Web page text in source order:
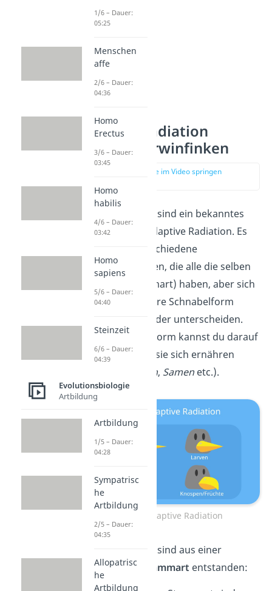
Adaptive Radiation
Beispiel Darwinfinken
zur Stelle im Video springen
sind ein bekanntes
Beispiel
für die adaptive Radiation. Es
gibt vierzehn verschiedene
Darwinfinken-Arten, die alle die selben
Vorfahren (Stammart) haben, aber sich
vor allem durch ihre Schnabelform
deutlich voneinander unterscheiden.
Aus der Schnabelform kannst du darauf
schließen, wovon sie sich ernähren
Insekten, Samen etc.).
Beispiel Adaptive Radiation
sind aus einer
gemeinsamen Stammart entstanden:
1/6 – Dauer:
05:25
Menschen
affe
2/6 – Dauer:
04:36
Homo
Erectus
3/6 – Dauer:
03:45
Homo
habilis
4/6 – Dauer:
03:42
Homo
sapiens
5/6 – Dauer:
04:40
Steinzeit
6/6 – Dauer:
04:39
Evolutionsbiologie
Artbildung
Artbildung
1/5 – Dauer:
04:28
Sympatrisc
he
Artbildung
2/5 – Dauer:
04:35
Allopatrisc
he
Artbildung